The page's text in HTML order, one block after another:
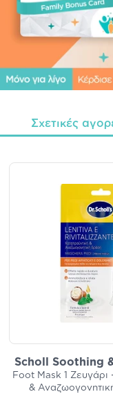
Σχετικές
Scholl Soothing
Foot Mask 1 Ζευγάρι
&